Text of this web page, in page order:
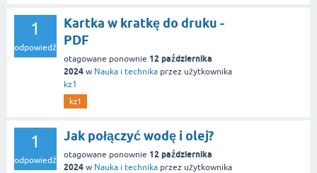
1
odpowiedź
Kartka w kratkę do druku -
PDF
otagowane ponownie 12 października
2024 w Nauka i technika przez użytkownika
kz1
kz1
1
odpowiedź
Jak połączyć wodę i olej?
otagowane ponownie 12 października
2024 w Nauka i technika przez użytkownika